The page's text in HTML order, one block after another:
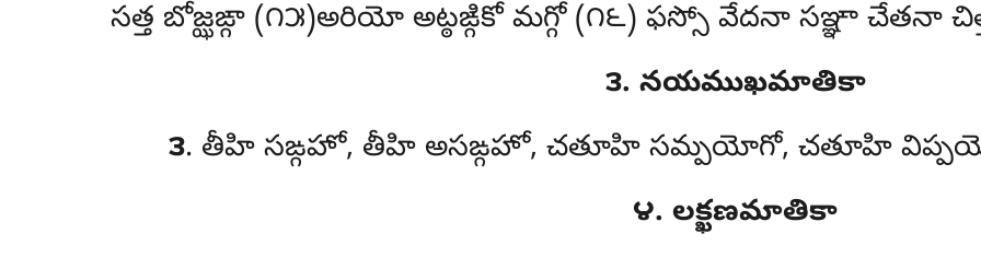
సత్త బోజ్ఝఙ్గా (౧౫)అరియో అట్ఠఙ్గికో మగ్గో (౧౬) ఫస్సో వేదనా సఞ్ఞా చేతనా
౩. నయముఖమాతికా
౩. తీహిసఙ్గహో, తీహి అసఙ్గహో, చతూహి సమ్పయోగో, చతూహి
౪. లక్ఖణమాతికా